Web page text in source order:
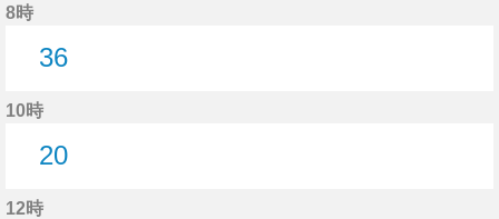
8時
36
10時
20
12時